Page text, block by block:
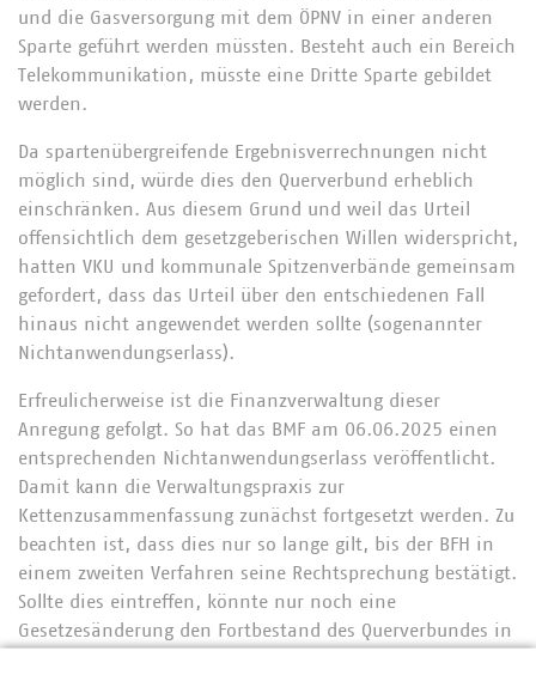
und die Gasversorgung mit dem ÖPNV in einer anderen
Sparte geführt werden müssten. Besteht auch ein Bereich
Telekommunikation, müsste eine Dritte Sparte gebildet
werden.
Da spartenübergreifende Ergebnisverrechnungen nicht
möglich sind, würde dies den Querverbund erheblich
einschränken. Aus diesem Grund und weil das Urteil
offensichtlich dem gesetzgeberischen Willen widerspricht,
hatten VKU und kommunale Spitzenverbände gemeinsam
gefordert, dass das Urteil über den entschiedenen Fall
hinaus nicht angewendet werden sollte (sogenannter
Nichtanwendungserlass).
Erfreulicherweise ist die Finanzverwaltung dieser
Anregung gefolgt. So hat das BMF am 06.06.2025 einen
entsprechenden Nichtanwendungserlass veröffentlicht.
Damit kann die Verwaltungspraxis zur
Kettenzusammenfassung zunächst fortgesetzt werden. Zu
beachten ist, dass dies nur so lange gilt, bis der BFH in
einem zweiten Verfahren seine Rechtsprechung bestätigt.
Sollte dies eintreffen, könnte nur noch eine
Gesetzesänderung den Fortbestand des Querverbundes in